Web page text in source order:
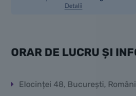
ORAR DE LUCRU ȘI
Elocinței 48, București,